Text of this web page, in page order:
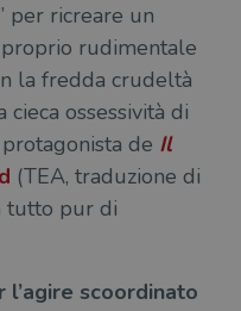
per ricreare un
rudimentale
la fredda crudeltà
cieca ossessività di
protagonista de Il
(TEA, traduzione di
tutto pur di
l’agire scoordinato